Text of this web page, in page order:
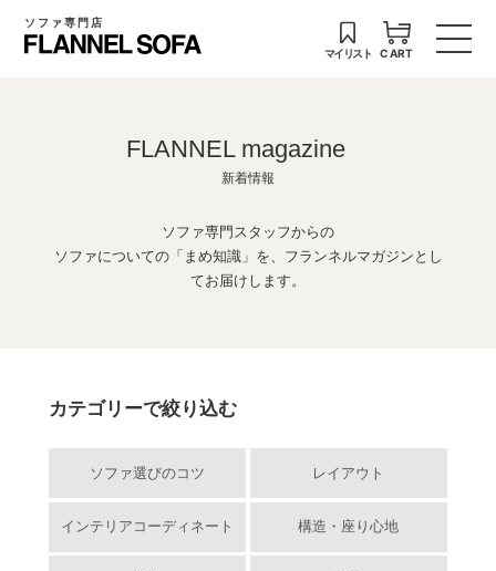
ソファ専門店
マイリスト CART
FLANNEL magazine
新着情報
ソファ専門スタッフからの
ソファについての「まめ知識」を、フランネルマガジンとし
てお届けします。
カテゴリーで絞り込む
ソファ選びのコツ レイアウト
インテリアコーディネート 構造・座り心地